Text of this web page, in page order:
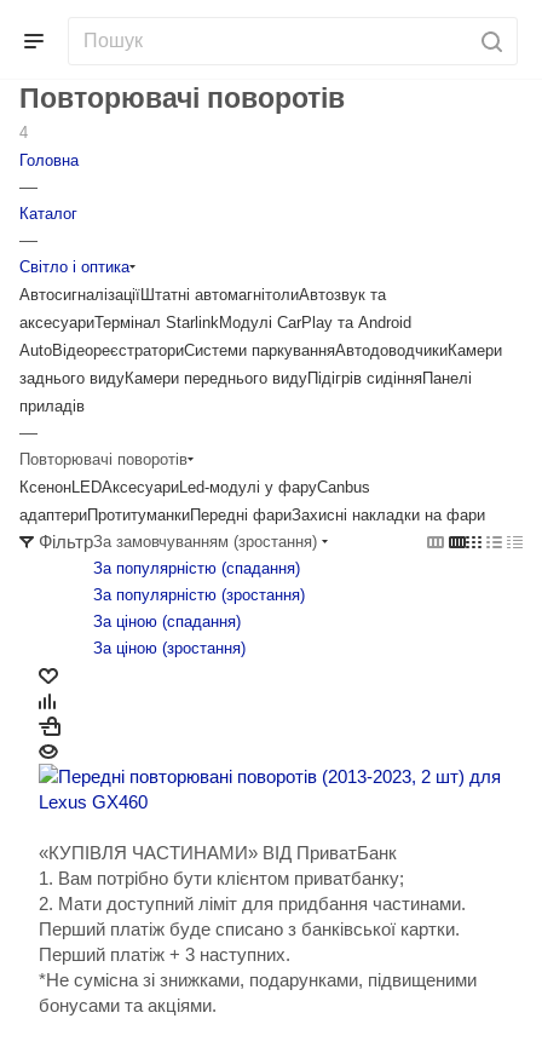
Повторювачі поворотів
4
Головна
—
Каталог
—
Світло і оптика
АвтосигналізаціїШтатні автомагнітолиАвтозвук та
аксесуариТермінал StarlinkМодулі CarPlay та Android
AutoВідеореєстраториСистеми паркуванняАвтодоводчикиКамери
заднього видуКамери переднього видуПідігрів сидінняПанелі
приладів
—
Повторювачі поворотів
КсенонLEDАксесуариLed-модулі у фаруCanbus
адаптериПротитуманкиПередні фариЗахисні накладки на фари
ФільтрЗа замовчуванням (зростання)
За популярністю (cпадання)
За популярністю (зростання)
За ціною (cпадання)
За ціною (зростання)
«КУПІВЛЯ ЧАСТИНАМИ» ВІД ПриватБанк
1. Вам потрібно бути клієнтом приватбанку;
2. Мати доступний ліміт для придбання частинами.
Перший платіж буде списано з банківської картки.
Перший платіж + 3 наступних.
*Не сумісна зі знижками, подарунками, підвищеними
бонусами та акціями.